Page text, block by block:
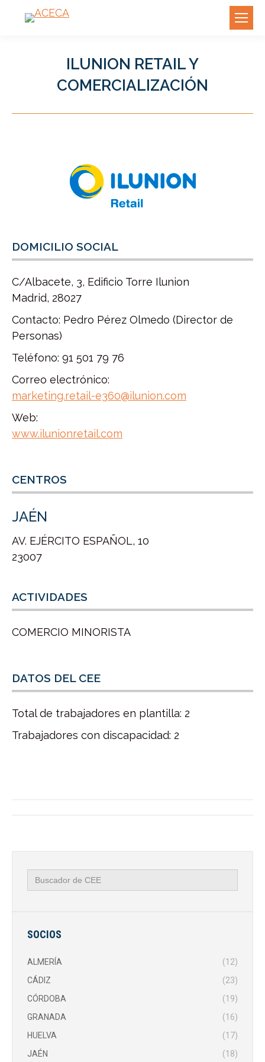
ILUNION RETAIL Y
COMERCIALIZACIÓN
DOMICILIO SOCIAL
C/Albacete, 3, Edificio Torre Ilunion
Madrid, 28027
Contacto: Pedro Pérez Olmedo (Director de
Personas)
Teléfono: 91 501 79 76
Correo electrónico:
marketing.retail-e360@ilunion.com
Web:
www.ilunionretail.com
CENTROS
JAÉN
AV. EJÉRCITO ESPAÑOL, 10
23007
ACTIVIDADES
COMERCIO MINORISTA
DATOS DEL CEE
Total de trabajadores en plantilla: 2
Trabajadores con discapacidad: 2
Navegación
entre
publicaciones
Buscar:
SOCIOS
ALMERÍA
(12)
CÁDIZ
(23)
CÓRDOBA
(19)
GRANADA
(16)
HUELVA
(17)
JAÉN
(18)